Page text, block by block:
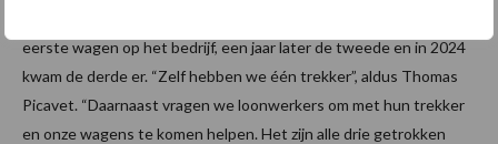
eerste wagen op het bedrijf, een jaar later de tweede en in 2024
kwam de derde er. “Zelf hebben we één trekker”, aldus Thomas
Picavet. “Daarnaast vragen we loonwerkers om met hun trekker
en onze wagens te komen helpen. Het zijn alle drie getrokken